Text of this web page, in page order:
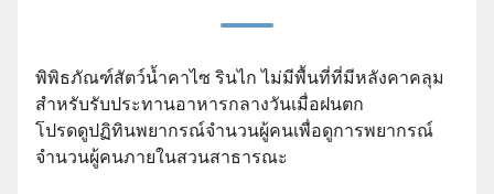
พิพิธภัณฑ์สัตว์น้ำคาไซ รินไก ไม่มีพื้นที่ที่มีหลังคาคลุม
สำหรับรับประทานอาหารกลางวันเมื่อฝนตก
โปรดดูปฏิทินพยากรณ์จำนวนผู้คนเพื่อดูการพยากรณ์
จำนวนผู้คนภายในสวนสาธารณะ